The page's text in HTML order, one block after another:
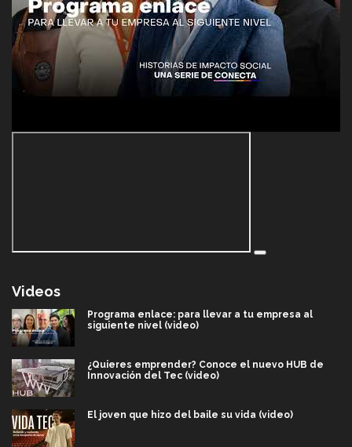
Videos
Programa enlace: para llevar a tu empresa al
siguiente nivel (video)
¿Quieres emprender? Conoce el nuevo HUB de
Innovación del Tec (video)
El joven que hizo del baile su vida (video)